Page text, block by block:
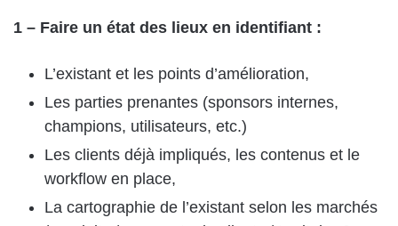
1 – Faire un état des lieux en identifiant :
L’existant et les points d’amélioration,
Les parties prenantes (sponsors internes,
champions, utilisateurs, etc.)
Les clients déjà impliqués, les contenus et le
workflow en place,
La cartographie de l’existant selon les marchés